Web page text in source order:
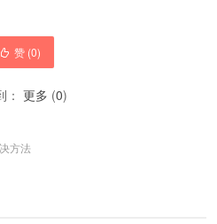
赞 (0)
： 更多 (0)
方法